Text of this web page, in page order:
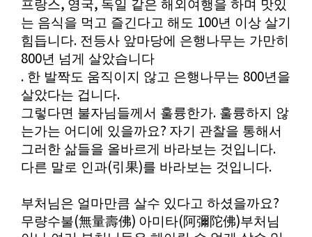
프랑스 영국 독일 같은 해외여행을 하며 맛있
는 음식을 먹고 즐긴다고 해도 100년 이상 살기
힘듭니다. 전등사 앞마당에 은행나무는 가만히
800년 넘게 살았습니다
. 한 발짝도 움직이지 않고 은행나무는 800년을
살았다는 겁니다.
그렇다면 불자님들께서 훌륭한가. 훌륭하지 않
는가는 어디에 있을까요? 자기 관찰을 통해서
그러한 삶들을 올바르게 바라보는 것입니다.
다른 말로 인과(引果)를 바라보는 것입니다.
부처님은 얼마만큼 살수 있다고 하셨을까요?
무량수불(無量壽佛) 아미타(阿彌陀佛)부처님